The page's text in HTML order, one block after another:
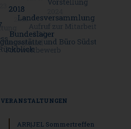
ARR|JEL Sommertreffen